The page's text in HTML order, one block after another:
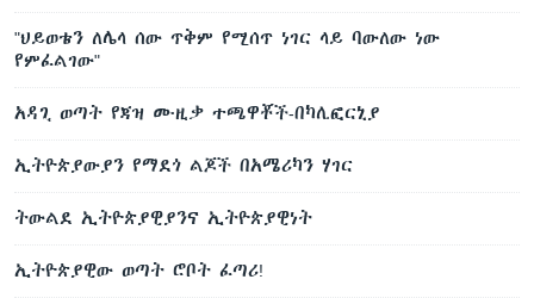
"ህይወቴን ለሌላ ሰው ጥቅም የሚሰጥ ነገር ላይ ባውለው ነው
የምፈልገው"
አዳጊ ወጣት የጃዝ ሙዚቃ ተጫዋቾች-በካሊፎርኒያ
ኢትዮጵያውያን የማደጎ ልጆች በአሜሪካን ሃገር
ትውልደ ኢትዮጵያዊያንና ኢትዮጵያዊነት
ኢትዮጵያዊው ወጣት ሮቦት ፈጣሪ!